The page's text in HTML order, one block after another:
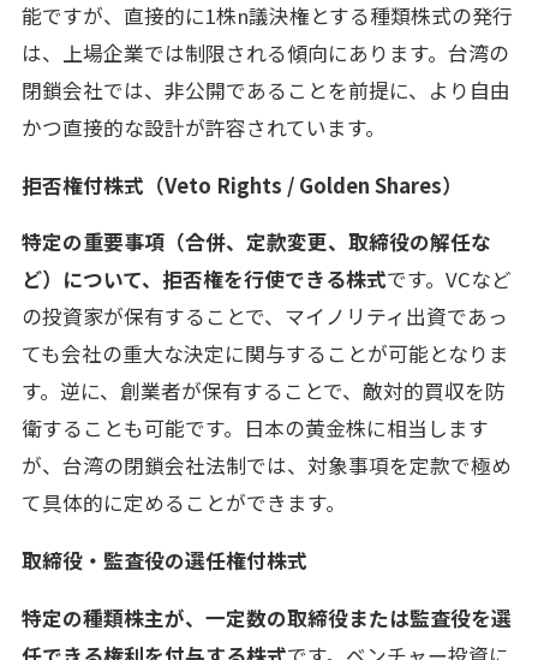
能ですが、直接的に1株n議決権とする種類株式の発行
は、上場企業では制限される傾向にあります。台湾の
閉鎖会社では、非公開であることを前提に、より自由
かつ直接的な設計が許容されています。
拒否権付株式（Veto Rights / Golden Shares）
特定の重要事項（合併、定款変更、取締役の解任な
ど）について、拒否権を行使できる株式です。VCなど
の投資家が保有することで、マイノリティ出資であっ
ても会社の重大な決定に関与することが可能となりま
す。逆に、創業者が保有することで、敵対的買収を防
衛することも可能です。日本の黄金株に相当します
が、台湾の閉鎖会社法制では、対象事項を定款で極め
て具体的に定めることができます。
取締役・監査役の選任権付株式
特定の種類株主が、一定数の取締役または監査役を選